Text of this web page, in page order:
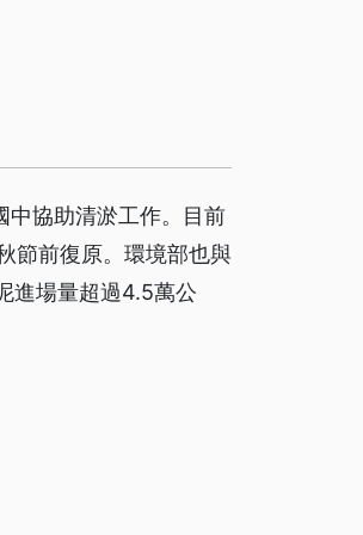
中協助清淤工作。目前
節前復原。環境部也與
進場量超過4.5萬公